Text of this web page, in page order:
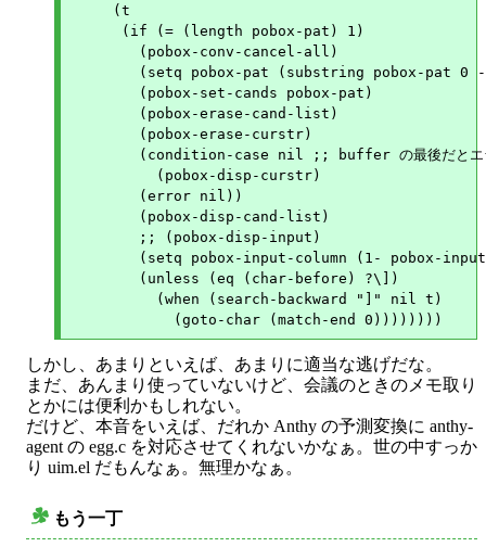
     (t
      (if (= (length pobox-pat) 1)
(setq pobox-pat (substring pobox-pat 0
        (pobox-set-cands pobox-pat)
        (pobox-erase-cand-list)
        (pobox-erase-curstr)
(condition-case nil ;; buffer の最後だとエ
        (pobox-disp-cand-list)
        ;; (pobox-disp-input)
(setq pobox-input-column (1- pobox-
        (unless (eq (char-before) ?\])
          (when (search-backward "]" nil t)
しかし、あまりといえば、あまりに適当な逃げだな。
まだ、あんまり使っていないけど、会議のときのメモ取り
とかには便利かもしれない。
だけど、本音をいえば、だれか Anthy の予測変換に anthy-
agent の egg.c を対応させてくれないかなぁ。世の中すっか
り uim.el だもんなぁ。無理かなぁ。
もう一丁